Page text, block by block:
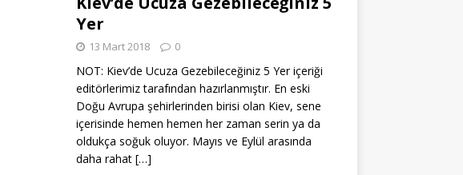
Yer
13 Mart 2018 0
NOT: Kiev’de Ucuza Gezebileceğiniz 5 Yer içeriği
editörlerimiz tarafından hazırlanmıştır. En eski
Doğu Avrupa şehirlerinden birisi olan Kiev, sene
içerisinde hemen hemen her zaman serin ya da
oldukça soğuk oluyor. Mayıs ve Eylül arasında
daha rahat […]